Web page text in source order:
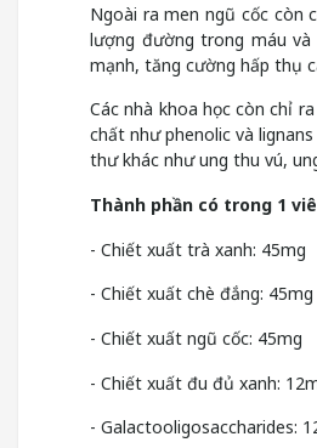
Ngoài ra men ngũ cốc còn
lượng đường trong máu
mạnh, tăng cường hấp thụ
Các nhà khoa học còn chỉ
chất như phenolic và
thư khác như ung thu vú,
Thành phần có trong 1
- Chiết xuất trà xanh: 45mg
- Chiết xuất chè đắng: 45mg
- Chiết xuất ngũ cốc: 45mg
- Chiết xuất đu đủ xanh:
- Galactooligosaccharides: